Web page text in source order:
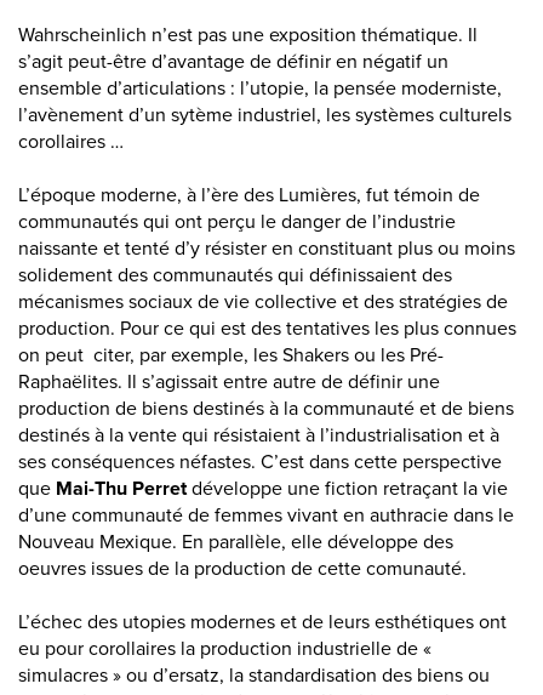
Wahrscheinlich n’est pas une exposition thématique. Il
s’agit peut-être d’avantage de définir en négatif un
ensemble d’articulations : l’utopie, la pensée moderniste,
l’avènement d’un sytème industriel, les systèmes culturels
corollaires …
L’époque moderne, à l’ère des Lumières, fut témoin de
communautés qui ont perçu le danger de l’industrie
naissante et tenté d’y résister en constituant plus ou moins
solidement des communautés qui définissaient des
mécanismes sociaux de vie collective et des stratégies de
production. Pour ce qui est des tentatives les plus connues
on peut citer, par exemple, les Shakers ou les Pré-
Raphaëlites. Il s’agissait entre autre de définir une
production de biens destinés à la communauté et de biens
destinés à la vente qui résistaient à l’industrialisation et à
ses conséquences néfastes. C’est dans cette perspective
que Mai-Thu Perretdéveloppe une fiction retraçant la vie
d’une communauté de femmes vivant en authracie dans le
Nouveau Mexique. En parallèle, elle développe des
oeuvres issues de la production de cette comunauté.
L’échec des utopies modernes et de leurs esthétiques ont
eu pour corollaires la production industrielle de «
simulacres » ou d’ersatz, la standardisation des biens ou